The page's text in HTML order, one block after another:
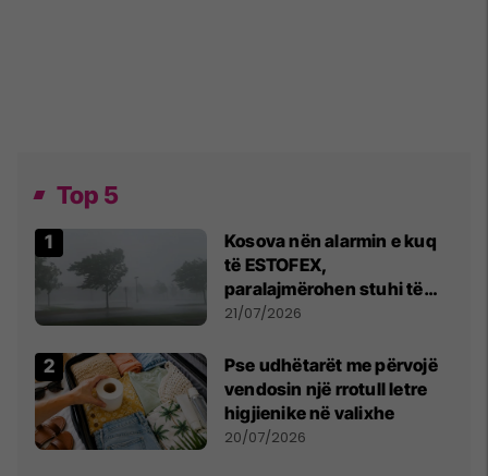
Top 5
Kosova nën alarmin e kuq
të ESTOFEX,
paralajmërohen stuhi të
fuqishme me breshër dhe
21/07/2026
Pse udhëtarët me përvojë
vendosin një rrotull letre
higjienike në valixhe
20/07/2026